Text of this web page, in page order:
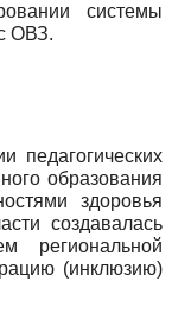
системы
ОВЗ.
педагогических
образования
здоровья
создавалась
региональной
(инклюзию)